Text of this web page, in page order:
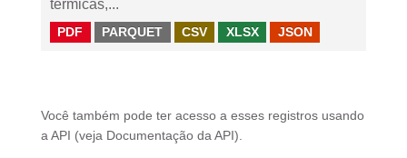
térmicas,...
PDF PARQUET CSV XLSX JSON
Você também pode ter acesso a esses registros usando
a API (veja Documentação da API ).